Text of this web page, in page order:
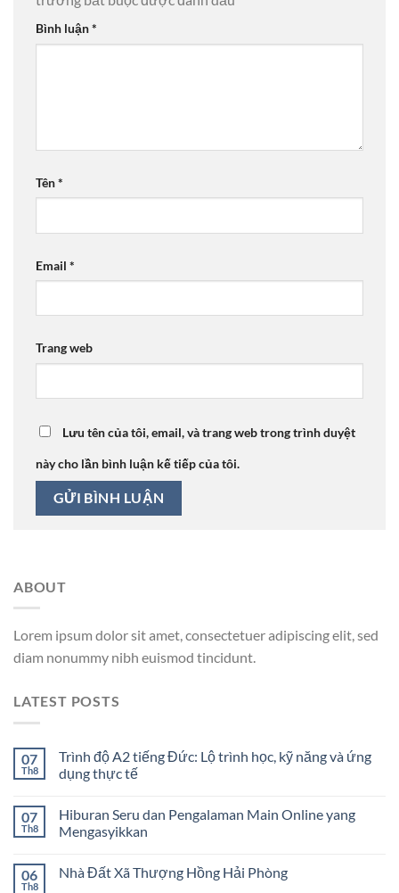
Bình luận*
Tên*
Email *
Trang web
Lưu tên của tôi, email, và trang web trong trình duyệt
này cho lần bình luận kế tiếp của tôi.
ABOUT
Lorem ipsum dolor sit amet, consectetuer adipiscing elit, sed
diam nonummy nibh euismod tincidunt.
LATEST POSTS
07
Th8
Trình độ A2 tiếng Đức: Lộ trình học, kỹ năng và ứng
dụng thực tế
07
Th8
Hiburan Seru dan Pengalaman Main Online yang
Mengasyikkan
06
Th8
Nhà Đất Xã Thượng Hồng Hải Phòng